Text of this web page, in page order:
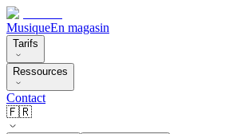
MusiqueEn magasin
Tarifs
Ressources
Contact
🇫🇷